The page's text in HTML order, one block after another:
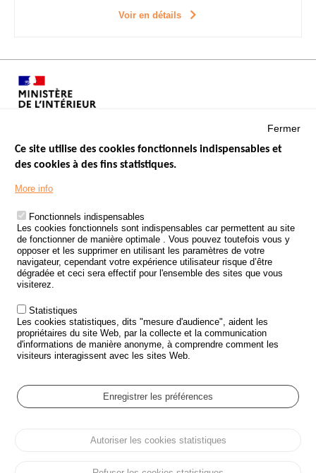
Voir en détails
Menu
Footer
LES SITES PUBLICS
ÉTAT DE L’INSÉCURITÉ ROUTIÈRE
TRAITEMENT DES DONNÉES PERSONNELLES DES ACCIDENTS DE
LA ROUTE
ETUDES ET RECHERCHES
APPEL À PROJETS
POLITIQUE DE SÉCURITÉ ROUTIÈRE
Outils
AGENDA
GLOSSAIRE
Cookie settings
Protection des données personnelles et Cookies
Fermer
Ce site utilise des cookies fonctionnels indispensables et
des cookies à des fins statistiques.
More info
Fonctionnels indispensables
Les cookies fonctionnels sont indispensables car permettent au site
de fonctionner de manière optimale . Vous pouvez toutefois vous y
opposer et les supprimer en utilisant les paramètres de votre
navigateur, cependant votre expérience utilisateur risque d’être
dégradée et ceci sera effectif pour l'ensemble des sites que vous
visiterez.
Statistiques
Les cookies statistiques, dits "mesure d'audience", aident les
propriétaires du site Web, par la collecte et la communication
d'informations de manière anonyme, à comprendre comment les
visiteurs interagissent avec les sites Web.
Enregistrer les préférences
Autoriser les cookies statistiques